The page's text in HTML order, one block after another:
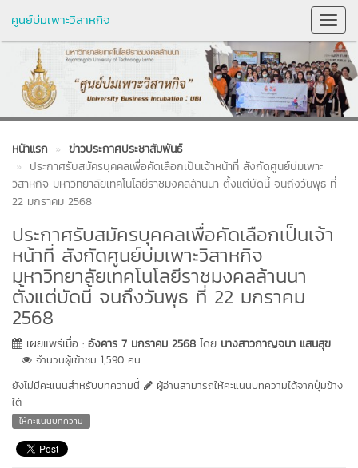
ศูนย์บ่มเพาะวิสาหกิจ
หน้าแรก
ข่าวประกาศประชาสัมพันธ์
ประกาศรับสมัครบุคคลเพื่อคัดเลือกเป็นเจ้าหน้าที่ สังกัดศูนย์บ่มเพาะ
วิสาหกิจ มหาวิทยาลัยเทคโนโลยีราชมงคลล้านนา ตั้งแต่บัดนี้ จนถึงวันพุธ ที่
22 มกราคม 2568
ประกาศรับสมัครบุคคลเพื่อคัดเลือกเป็นเจ้า
หน้าที่ สังกัดศูนย์บ่มเพาะวิสาหกิจ
มหาวิทยาลัยเทคโนโลยีราชมงคลล้านนา
ตั้งแต่บัดนี้ จนถึงวันพุธ ที่ 22 มกราคม
2568
เผยแพร่เมื่อ : อังคาร 7 มกราคม 2568 โดย นางสาวกาญจนา แสนสุข
จำนวนผู้เข้าชม 1,590 คน
ยังไม่มีคะแนนสำหรับบทความนี้
ผู้อ่านสามารถให้คะแนนบทความได้จากปุ่มข้าง
ใต้
ให้คะแนนบทความ